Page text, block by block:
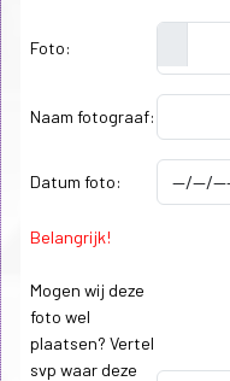
Foto:
Naam fotograaf:
Datum foto:
Belangrijk!
Mogen wij deze
foto wel
plaatsen? Vertel
svp waar deze